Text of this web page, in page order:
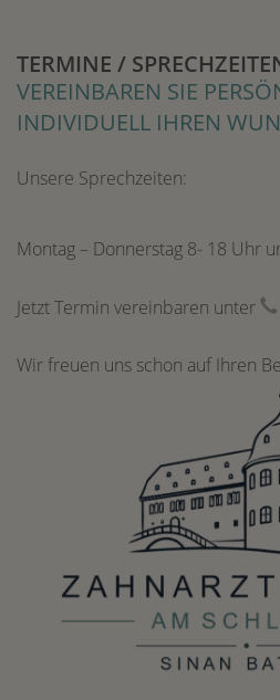
TERMINE /
VEREINBAREN SIE
INDIVIDUELL IHREN
Unsere Sprechzeiten:
Montag – Donnerstag 8- 18 Uhr
Jetzt Termin vereinbaren unter
Wir freuen uns schon auf Ihren